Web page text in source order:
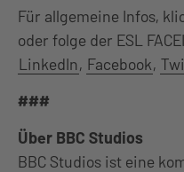
Für allgemeine Infos,
oder folge der ESL
LinkedIn, Facebook,
###
Über BBC Studios
BBC Studios ist eine